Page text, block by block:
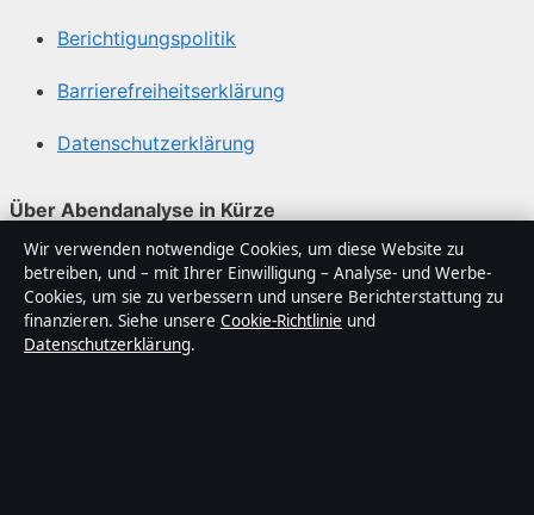
Berichtigungspolitik
Barrierefreiheitserklärung
Datenschutzerklärung
Über Abendanalyse in Kürze
Abendanalyse ist ein unabhängiger digitaler
Nachrichtenanbieter mit Fokus auf Politik, Wirtschaft,
Technik und Gesellschaft in Deutschland. Jeder Artikel
trägt eine Byline, wird von einem Redakteur geprüft und
Wir verwenden notwendige Cookies, um diese Website zu
betreiben, und – mit Ihrer Einwilligung – Analyse- und Werbe-
Cookies, um sie zu verbessern und unsere Berichterstattung zu
finanzieren. Siehe unsere Cookie-Richtlinie und
Datenschutzerklärung.